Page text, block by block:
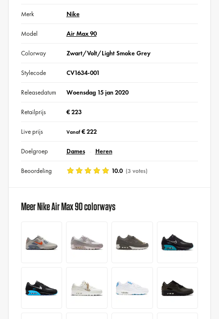
Merk Nike
Model Air Max 90
Colorway Zwart/Volt/Light Smoke Grey
Stylecode CV1634-001
Releasedatum Woensdag 15 jan 2020
Retailprijs € 223
Live prijs Vanaf€ 222
Doelgroep Dames Heren
Beoordeling 10.0 (3 votes)
Meer Nike Air Max 90 colorways